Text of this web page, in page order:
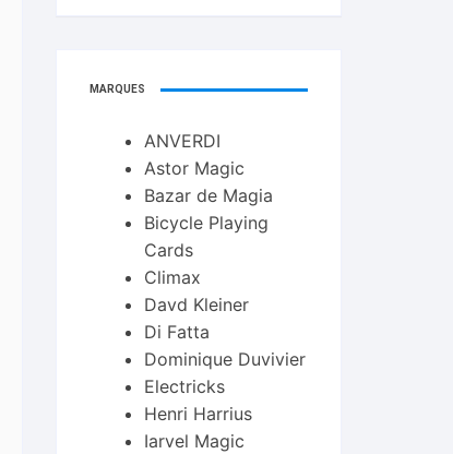
MARQUES
ANVERDI
Astor Magic
Bazar de Magia
Bicycle Playing
Cards
Climax
Davd Kleiner
Di Fatta
Dominique Duvivier
Electricks
Henri Harrius
Iarvel Magic